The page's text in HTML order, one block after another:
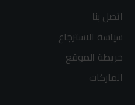
اتصل بنا
سياسة الاسترجاع
خريطة الموقع
الماركات